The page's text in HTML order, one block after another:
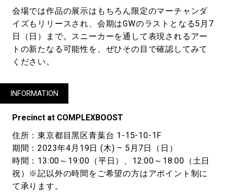
会場では作品の展示はもちろん限定のマーチャンダ
イズもリリースされ、会期はGWのラストとなる5月7
日（日）まで。スニーカーを通して表現されるアー
トの新たなる可能性を、ぜひその目で確認してみて
ください。
INFORMATION
Precinct at COMPLEXBOOST
住所：東京都目黑区⻘葉台 1-15-10-1F
期間：2023年4月19日 (木) – 5月7日（日）
時間：13:00～19:00（平日）、12:00～18:00（土日
祝）※記以外の時間をご希望の方はアポイント制に
て承ります。